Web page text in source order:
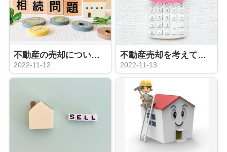
不動産の売却について ローン残債がある場合の注意点
2022-11-12
不動産売却を考えている方向け！初歩編
2022-11-13